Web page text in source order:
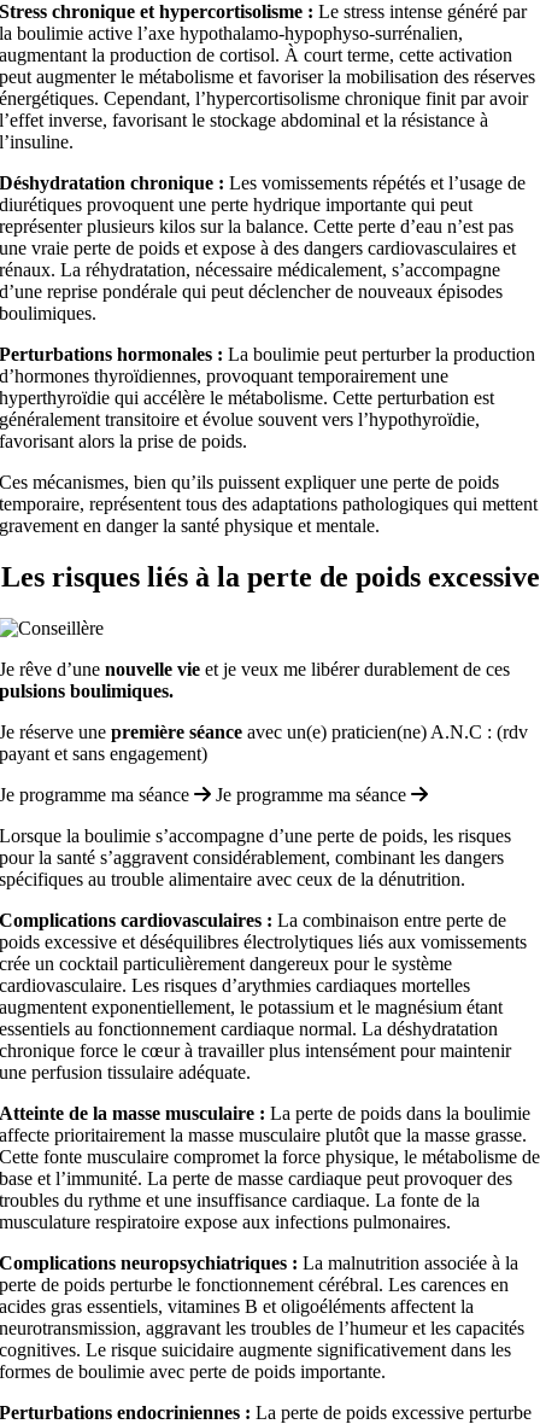
Stress chronique et hypercortisolisme : Le stress intense généré par
la boulimie active l’axe hypothalamo-hypophyso-surrénalien,
augmentant la production de cortisol. À court terme, cette activation
peut augmenter le métabolisme et favoriser la mobilisation des réserves
énergétiques. Cependant, l’hypercortisolisme chronique finit par avoir
l’effet inverse, favorisant le stockage abdominal et la résistance à
l’insuline.
Déshydratation chronique : Les vomissements répétés et l’usage de
diurétiques provoquent une perte hydrique importante qui peut
représenter plusieurs kilos sur la balance. Cette perte d’eau n’est pas
une vraie perte de poids et expose à des dangers cardiovasculaires et
rénaux. La réhydratation, nécessaire médicalement, s’accompagne
d’une reprise pondérale qui peut déclencher de nouveaux épisodes
boulimiques.
Perturbations hormonales : La boulimie peut perturber la production
d’hormones thyroïdiennes, provoquant temporairement une
hyperthyroïdie qui accélère le métabolisme. Cette perturbation est
généralement transitoire et évolue souvent vers l’hypothyroïdie,
favorisant alors la prise de poids.
Ces mécanismes, bien qu’ils puissent expliquer une perte de poids
temporaire, représentent tous des adaptations pathologiques qui mettent
gravement en danger la santé physique et mentale.
Les risques liés à la perte de poids excessive
Je rêve d’unenouvelle vie et je veux me libérer durablement de ces
pulsions boulimiques.
Je réserve unepremière séance avec un(e) praticien(ne) A.N.C : (rdv
payant et sans engagement)
Je programme ma séance
Je programme ma séance
Lorsque la boulimie s’accompagne d’une perte de poids, les risques
pour la santé s’aggravent considérablement, combinant les dangers
spécifiques au trouble alimentaire avec ceux de la dénutrition.
Complications cardiovasculaires : La combinaison entre perte de
poids excessive et déséquilibres électrolytiques liés aux vomissements
crée un cocktail particulièrement dangereux pour le système
cardiovasculaire. Les risques d’arythmies cardiaques mortelles
augmentent exponentiellement, le potassium et le magnésium étant
essentiels au fonctionnement cardiaque normal. La déshydratation
chronique force le cœur à travailler plus intensément pour maintenir
une perfusion tissulaire adéquate.
Atteinte de la masse musculaire : La perte de poids dans la boulimie
affecte prioritairement la masse musculaire plutôt que la masse grasse.
Cette fonte musculaire compromet la force physique, le métabolisme de
base et l’immunité. La perte de masse cardiaque peut provoquer des
troubles du rythme et une insuffisance cardiaque. La fonte de la
musculature respiratoire expose aux infections pulmonaires.
Complications neuropsychiatriques : La malnutrition associée à la
perte de poids perturbe le fonctionnement cérébral. Les carences en
acides gras essentiels, vitamines B et oligoéléments affectent la
neurotransmission, aggravant les troubles de l’humeur et les capacités
cognitives. Le risque suicidaire augmente significativement dans les
formes de boulimie avec perte de poids importante.
Perturbations endocriniennes : La perte de poids excessive perturbe